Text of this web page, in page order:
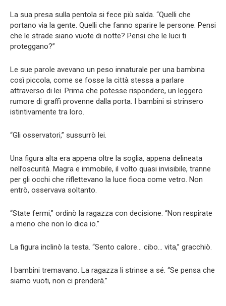
La sua presa sulla pentola si fece più salda. “Quelli che
portano via la gente. Quelli che fanno sparire le persone. Pensi
che le strade siano vuote di notte? Pensi che le luci ti
proteggano?”
Le sue parole avevano un peso innaturale per una bambina
così piccola, come se fosse la città stessa a parlare
attraverso di lei. Prima che potesse rispondere, un leggero
rumore di graffi provenne dalla porta. I bambini si strinsero
istintivamente tra loro.
“Gli osservatori,” sussurrò lei.
Una figura alta era appena oltre la soglia, appena delineata
nell’oscurità. Magra e immobile, il volto quasi invisibile, tranne
per gli occhi che riflettevano la luce fioca come vetro. Non
entrò, osservava soltanto.
“State fermi,” ordinò la ragazza con decisione. “Non respirate
a meno che non lo dica io.”
La figura inclinò la testa. “Sento calore… cibo… vita,” gracchiò.
I bambini tremavano. La ragazza li strinse a sé. “Se pensa che
siamo vuoti, non ci prenderà.”